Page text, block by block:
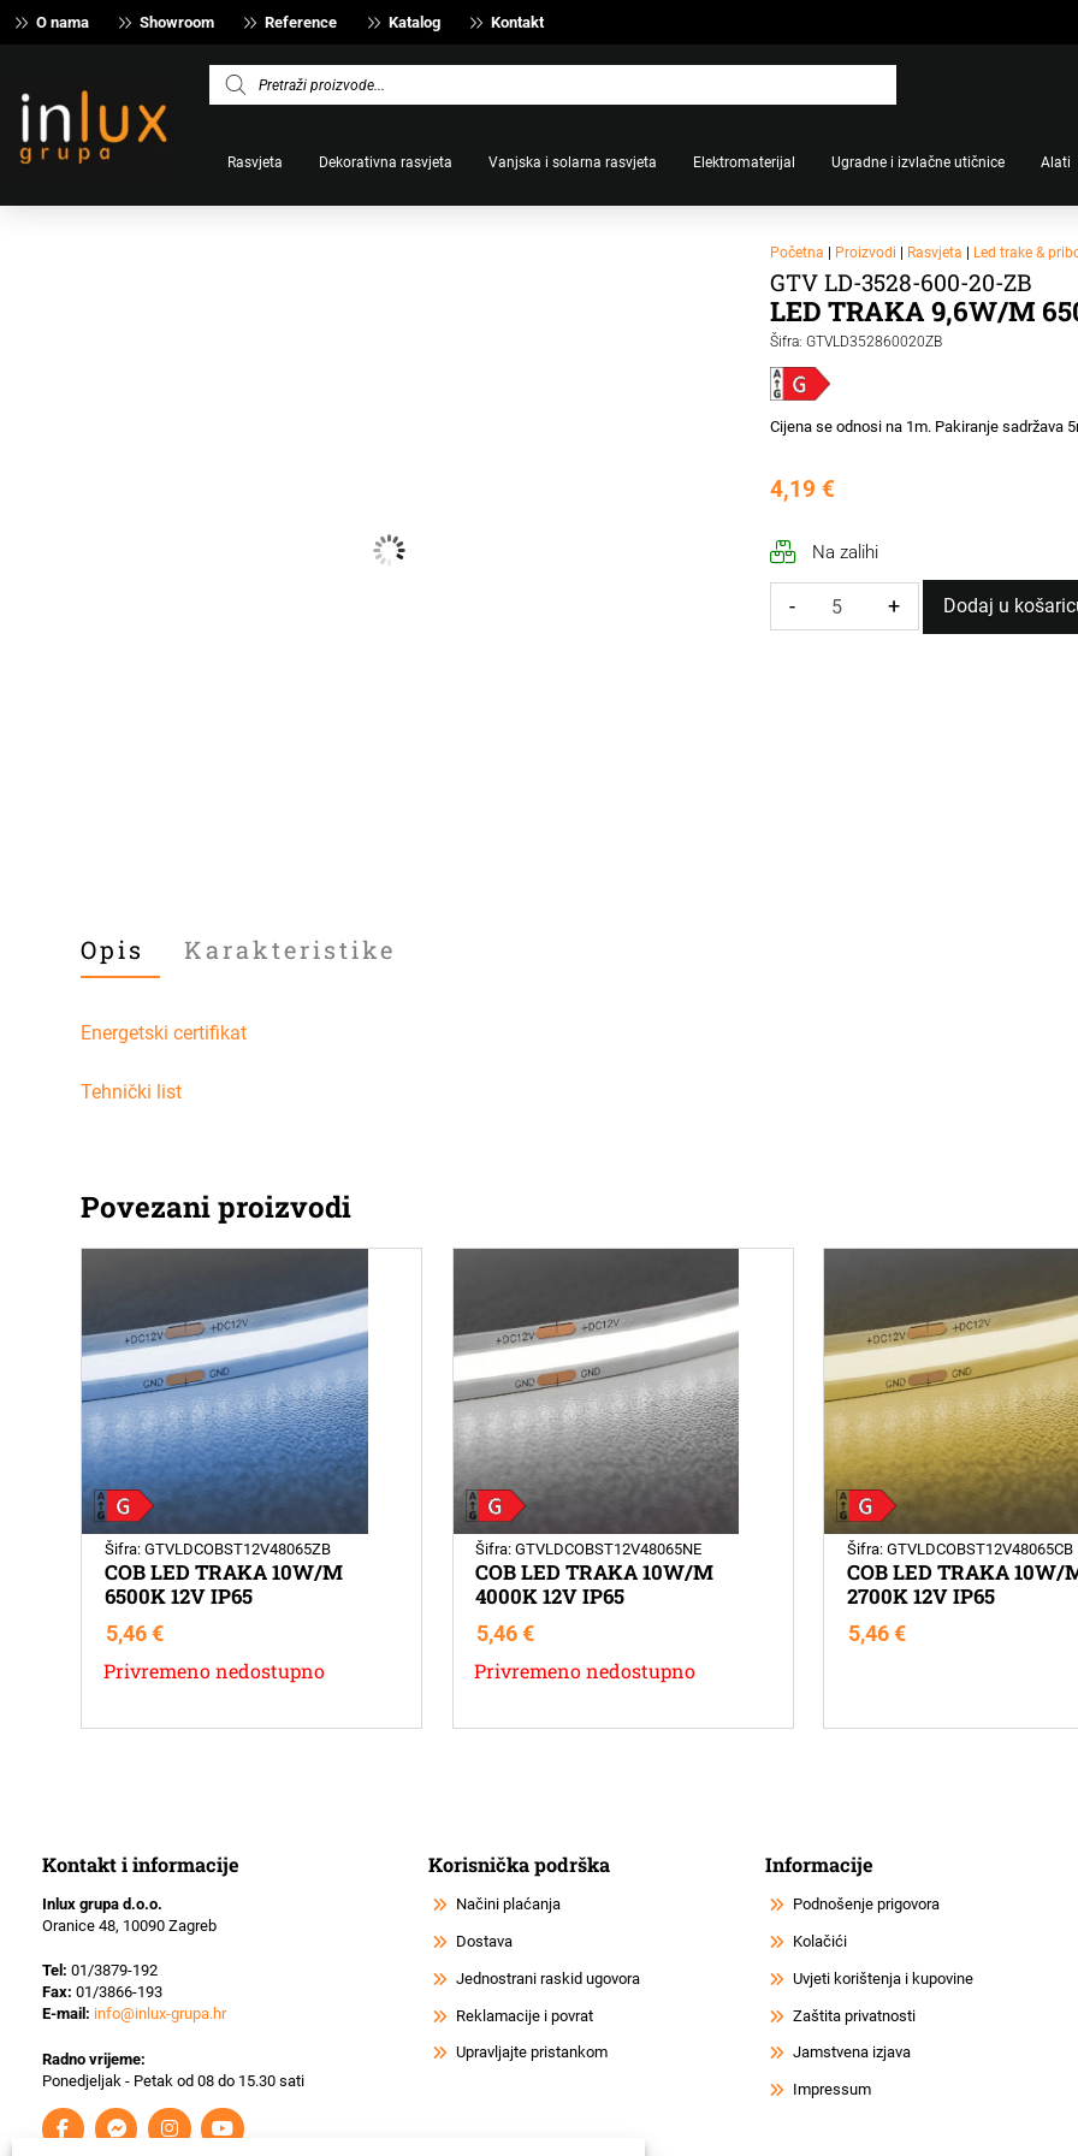
O nama Showroom Reference Katalog Kontakt
Products
search
Rasvjeta Dekorativna rasvjeta Vanjska i solarna rasvjeta Elektromaterijal Ugradne i izvlačne utičnice Alati
Početna | Proizvodi | Rasvjeta | Led trake &
GTV LD-3528-600-20-ZB
LED TRAKA 9,6W/M
Šifra: GTVLD352860020ZB
Cijena se odnosi na 1m. Pakiranje sadržava
4,19€
Na zalihi
- + Dodaj u
Opis Karakteristike
Energetski certifikat
Tehnički list
Povezani proizvodi
Šifra: GTVLDCOBST12V48065ZB
COB LED TRAKA 10W/M
6500K 12V IP65
5,46 €
Privremeno nedostupno
Šifra: GTVLDCOBST12V48065NE
COB LED TRAKA 10W/M
4000K 12V IP65
5,46€
Privremeno nedostupno
Šifra: GTVLDCOBST12V48065CB
COB LED TRAKA 10W/
2700K 12V IP65
5,46 €
Kontakt i informacije
Inlux grupa d.o.o.
Oranice 48, 10090 Zagreb
Tel: 01/3879-192
Fax: 01/3866-193
E-mail: info@inlux-grupa.hr
Radno vrijeme:
Ponedjeljak - Petak od 08 do 15.30 sati
Korisnička podrška
Načini plaćanja
Dostava
Jednostrani raskid ugovora
Reklamacije i povrat
Upravljajte pristankom
Informacije
Podnošenje prigovora
Kolačići
Uvjeti korištenja i kupovine
Zaštita privatnosti
Jamstvena izjava
Impressum